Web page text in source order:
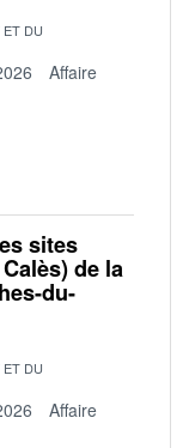
DU
Affaire
sites
de la
du-
DU
Affaire